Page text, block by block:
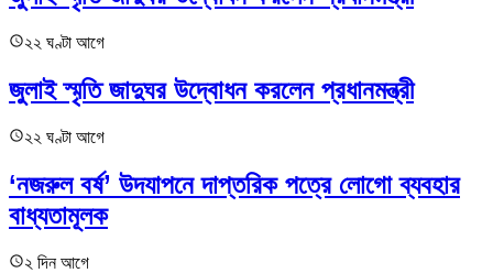
২২ ঘণ্টা আগে
জুলাই স্মৃতি জাদুঘর উদ্বোধন করলেন প্রধানমন্ত্রী
২২ ঘণ্টা আগে
‘নজরুল বর্ষ’ উদযাপনে দাপ্তরিক পত্রে লোগো ব্যবহার
বাধ্যতামূলক
২ দিন আগে